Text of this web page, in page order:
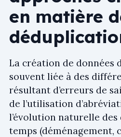
en matière
La création de données
souvent liée à des
résultant d’erreurs de
de l’utilisation
l’évolution naturelle des
temps (déménagement,